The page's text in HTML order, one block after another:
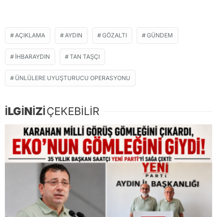
AÇIKLAMA AYDIN GÖZALTI GÜNDEM
IHBARAYDIN TAN TAŞÇI
ÜNLÜLERE UYUŞTURUCU OPERASYONU
İLGİNİZİÇEKEBİLİR